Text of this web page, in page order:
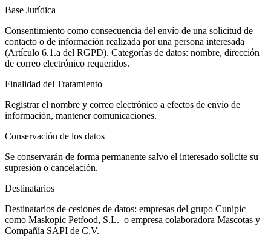
Base Jurídica
Consentimiento como consecuencia del envío de una solicitud de
contacto o de información realizada por una persona interesada
(Artículo 6.1.a del RGPD). Categorías de datos: nombre, dirección
de correo electrónico requeridos.
Finalidad del Tratamiento
Registrar el nombre y correo electrónico a efectos de envío de
información, mantener comunicaciones.
Conservación de los datos
Se conservarán de forma permanente salvo el interesado solicite su
supresión o cancelación.
Destinatarios
Destinatarios de cesiones de datos: empresas del grupo Cunipic
como Maskopic Petfood, S.L. o empresa colaboradora Mascotas y
Compañía SAPI de C.V.